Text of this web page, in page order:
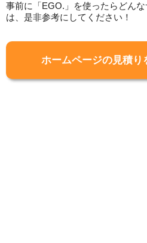
事前に「EGO.」を使ったらどん
は、是非参考にしてください！
ホームページの見積り